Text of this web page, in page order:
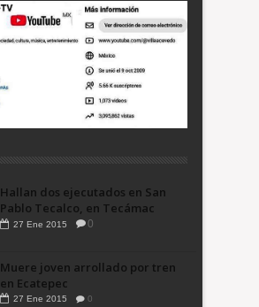
Hallan dos ejecutados en San
Pablo Tecalco, en Tecámac
27 Ene 2015 0
Muere joven arrollado por tren
en Ecatepec
27 Ene 2015 0